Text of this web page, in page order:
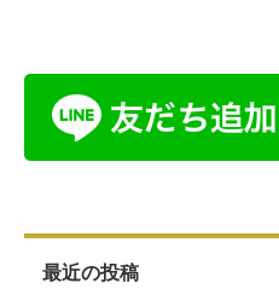
最近の投稿